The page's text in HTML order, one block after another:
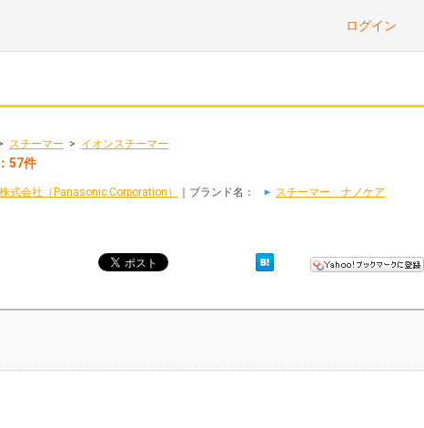
ログイン
スチーマー > イオンスチーマー
57件
式会社（Panasonic Corporation） ｜ブランド名： スチーマー ナノケア